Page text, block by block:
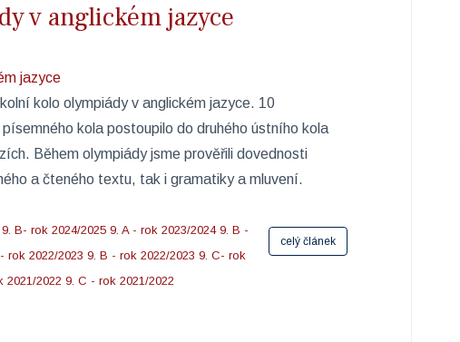
v anglickém jazyce
kolo olympiády v anglickém jazyce. 10
kola postoupilo do druhého ústního kola
Během olympiády jsme prověřili dovednosti
a čteného textu, tak i gramatiky a mluvení.
celý článek
9. B- rok 2024/2025 9. A - rok 2023/2024 9. B -
rok 2022/2023 9. B - rok 2022/2023 9. C- rok
2021/2022 9. C - rok 2021/2022